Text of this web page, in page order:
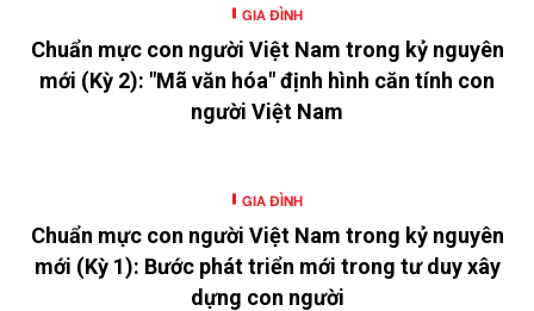
GIA ĐÌNH
Chuẩn mực con người Việt Nam trong kỷ nguyên
mới (Kỳ 2): "Mã văn hóa" định hình căn tính con
người Việt Nam
GIA ĐÌNH
Chuẩn mực con người Việt Nam trong kỷ nguyên
mới (Kỳ 1): Bước phát triển mới trong tư duy xây
dựng con người